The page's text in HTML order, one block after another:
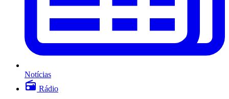
Notícias
Rádio